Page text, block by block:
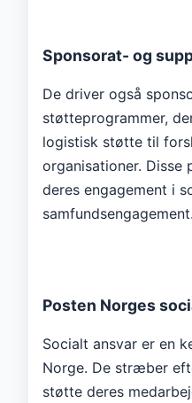
Sponsorat- og
De driver også
støtteprogrammer,
logistisk støtte til
organisationer. Disse
deres engagement i
samfundsengagement.
Posten Norges
Socialt ansvar er en
Norge. De stræber
støtte deres